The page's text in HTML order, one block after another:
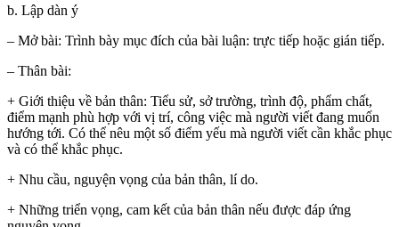
b. Lập dàn ý
– Mở bài: Trình bày mục đích của bài luận: trực tiếp hoặc gián tiếp.
– Thân bài:
+ Giới thiệu về bản thân: Tiểu sử, sở trường, trình độ, phẩm chất,
điểm mạnh phù hợp với vị trí, công việc mà người viết đang muốn
hướng tới. Có thể nêu một số điểm yếu mà người viết cần khắc phục
và có thể khắc phục.
+ Nhu cầu, nguyện vọng của bản thân, lí do.
+ Những triển vọng, cam kết của bản thân nếu được đáp ứng